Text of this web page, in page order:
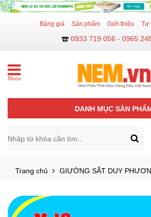
Bảng giá Sản phẩm Giới thiệu Tư
0933 719 056 - 0965
Menu
DANH MỤC SẢN
Trang chủ GIƯỜNG SẮT DUY